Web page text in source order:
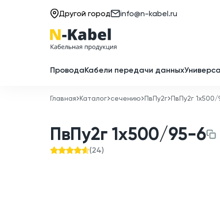
Другой город info@n-kabel.ru
ПроводаКабели передачи данных
Главная Каталог сечению ПвПу2г ПвПу2г
ПвПу2г 1x500/95-6
(24)